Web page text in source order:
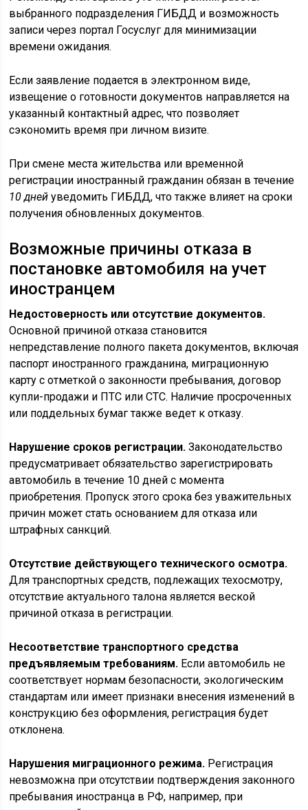
выбранного подразделения ГИБДД и возможность
записи через портал Госуслуг для минимизации
времени ожидания.
Если заявление подается в электронном виде,
извещение о готовности документов направляется на
указанный контактный адрес, что позволяет
сэкономить время при личном визите.
При смене места жительства или временной
регистрации иностранный гражданин обязан в течение
10 дней уведомить ГИБДД, что также влияет на сроки
получения обновленных документов.
Возможные причины отказа в
постановке автомобиля на учет
иностранцем
Недостоверность или отсутствие документов.
Основной причиной отказа становится
непредставление полного пакета документов, включая
паспорт иностранного гражданина, миграционную
карту с отметкой о законности пребывания, договор
купли-продажи и ПТС или СТС. Наличие просроченных
или поддельных бумаг также ведет к отказу.
Нарушение сроков регистрации. Законодательство
предусматривает обязательство зарегистрировать
автомобиль в течение 10 дней с момента
приобретения. Пропуск этого срока без уважительных
причин может стать основанием для отказа или
штрафных санкций.
Отсутствие действующего технического осмотра.
Для транспортных средств, подлежащих техосмотру,
отсутствие актуального талона является веской
причиной отказа в регистрации.
Несоответствие транспортного средства
предъявляемым требованиям. Если автомобиль не
соответствует нормам безопасности, экологическим
стандартам или имеет признаки внесения изменений в
конструкцию без оформления, регистрация будет
отклонена.
Нарушения миграционного режима. Регистрация
невозможна при отсутствии подтверждения законного
пребывания иностранца в РФ, например, при